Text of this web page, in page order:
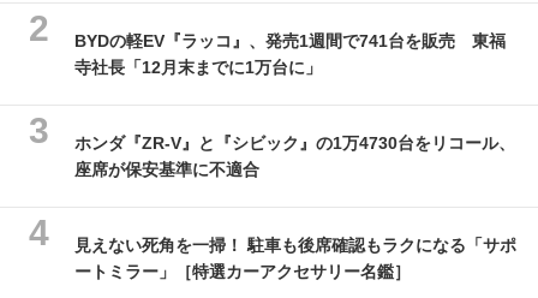
BYDの軽EV『ラッコ』、発売1週間で741台を販売 東福
寺社長「12月末までに1万台に」
ホンダ『ZR-V』と『シビック』の1万4730台をリコール、
座席が保安基準に不適合
見えない死角を一掃！ 駐車も後席確認もラクになる「サポ
ートミラー」［特選カーアクセサリー名鑑］